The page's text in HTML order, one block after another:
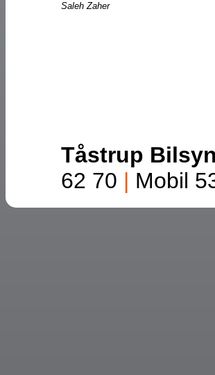
Saleh Zaher
Tåstrup Bilsyn
62 70 | Mobil